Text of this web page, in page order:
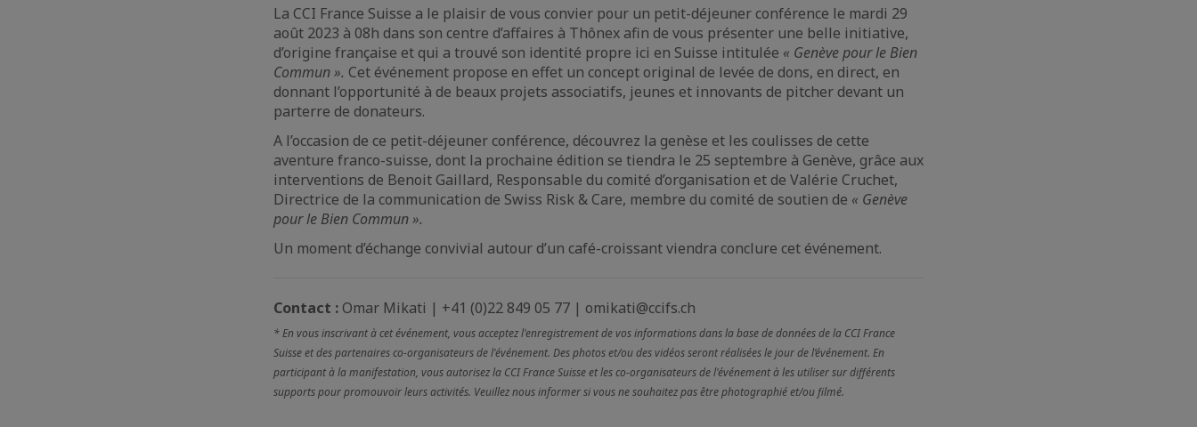
La CCI France Suisse a le plaisir de vous convier pour un petit-déjeuner conférence le mardi 29
août 2023 à 08h dans son centre d’affaires à Thônex afin de vous présenter une belle initiative,
d’origine française et qui a trouvé son identité propre ici en Suisse intitulée « Genève pour le Bien
Commun ». Cet événement propose en effet un concept original de levée de dons, en direct, en
donnant l’opportunité à de beaux projets associatifs, jeunes et innovants de pitcher devant un
parterre de donateurs.
A l’occasion de ce petit-déjeuner conférence, découvrez la genèse et les coulisses de cette
aventure franco-suisse, dont la prochaine édition se tiendra le 25 septembre à Genève, grâce aux
interventions de Benoit Gaillard, Responsable du comité d’organisation et de Valérie Cruchet,
Directrice de la communication de Swiss Risk & Care, membre du comité de soutien de « Genève
pour le Bien Commun ».
Un moment d’échange convivial autour d’un café-croissant viendra conclure cet événement.
Contact : Omar Mikati | +41 (0)22 849 05 77 | omikati@ccifs.ch
* En vous inscrivant à cet événement, vous acceptez l'enregistrement de vos informations dans la base de données de la CCI France
Suisse et des partenaires co-organisateurs de l'événement. Des photos et/ou des vidéos seront réalisées le jour de l’événement. En
participant à la manifestation, vous autorisez la CCI France Suisse et les co-organisateurs de l'événement à les utiliser sur différents
supports pour promouvoir leurs activités. Veuillez nous informer si vous ne souhaitez pas être photographié et/ou filmé.